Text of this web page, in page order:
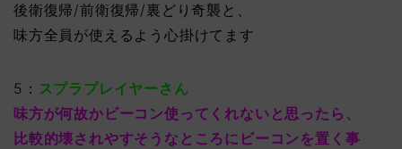
後衛復帰/前衛復帰/裏どり奇襲と、
味方全員が使えるよう心掛けてます
5： スプラプレイヤーさん
味方が何故かビーコン使ってくれないと思ったら、
比較的壊されやすそうなところにビーコンを置く事